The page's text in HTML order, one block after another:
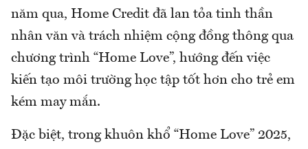
năm qua, Home Credit đã lan tỏa tinh thần
nhân văn và trách nhiệm cộng đồng thông qua
chương trình “Home Love”, hướng đến việc
kiến tạo môi trường học tập tốt hơn cho trẻ em
kém may mắn.
Đặc biệt, trong khuôn khổ “Home Love” 2025,